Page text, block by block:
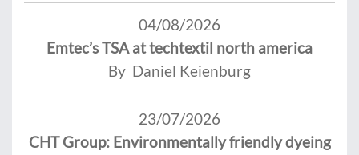
04/08/2026
Emtec’s TSA at techtextil north america
By Daniel Keienburg
23/07/2026
CHT Group: Environmentally friendly dyeing